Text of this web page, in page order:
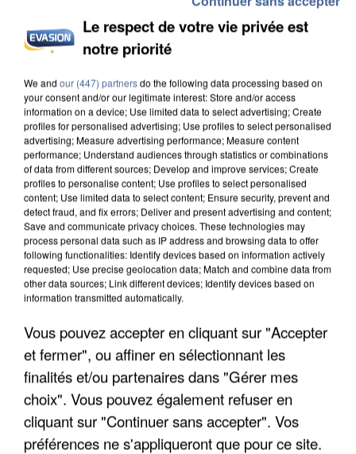
L’UN DES FONDATEURS SUPPOSÉS DE LA DZ
MAFIA INTERPELLÉ EN ALGÉRIE
UN SECOND CADRE DE LA DZ MAFIA
INTERPELLÉ EN ALGÉRIE
Le respect de votre vie privée est
notre priorité
We and our (447) partnersdo the following data processing based on
your consent and/or our legitimate interest: Store and/or access
information on a device; Use limited data to select advertising; Create
profiles for personalised advertising; Use profiles to select personalised
advertising; Measure advertising performance; Measure content
performance; Understand audiences through statistics or combinations
of data from different sources; Develop and improve services; Create
profiles to personalise content; Use profiles to select personalised
content; Use limited data to select content; Ensure security, prevent and
detect fraud, and fix errors; Deliver and present advertising and content;
Save and communicate privacy choices. These technologies may
process personal data such as IP address and browsing data to offer
following functionalities: Identify devices based on information actively
requested; Use precise geolocation data; Match and combine data from
other data sources; Link different devices; Identify devices based on
information transmitted automatically.
Vous pouvez accepter en cliquant sur "Accepter
et fermer", ou affiner en sélectionnant les
finalités et/ou partenaires dans "Gérer mes
choix". Vous pouvez également refuser en
cliquant sur "Continuer sans accepter". Vos
préférences ne s'appliqueront que pour ce site.